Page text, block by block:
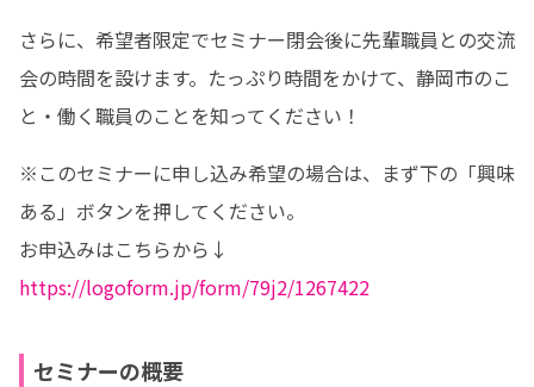
さらに、希望者限定でセミナー閉会後に先輩職員との交流
会の時間を設けます。たっぷり時間をかけて、静岡市のこ
と・働く職員のことを知ってください！
※このセミナーに申し込み希望の場合は、まず下の「興味
ある」ボタンを押してください。
https://logoform.jp/form/79j2/1267422
セミナーの概要